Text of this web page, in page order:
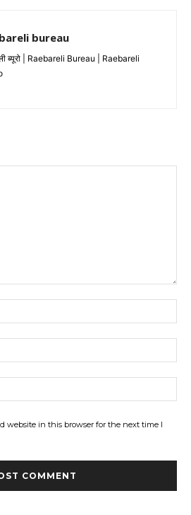
bureau
ब्यूरो | Raebareli Bureau | Raebareli
website in this browser for the next time I